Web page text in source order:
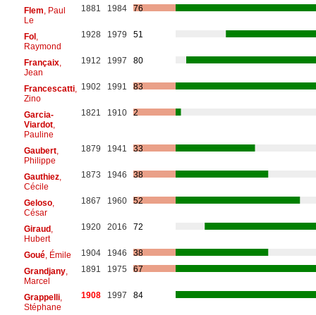
Flem , Paul
Le
1881 1984 76
Fol,
Raymond
1928 1979 51
Françaix,
Jean
1912 1997 80
Francescatti,
Zino
1902 1991 83
Garcia-
Viardot,
Pauline
1821 1910 2
Gaubert,
Philippe
1879 1941 33
Gauthiez,
Cécile
1873 1946 38
Geloso,
César
1867 1960 52
Giraud,
Hubert
1920 2016 72
Goué, Émile 1904 1946
38
Grandjany,
Marcel
1891 1975 67
Grappelli,
Stéphane
1908 1997 84